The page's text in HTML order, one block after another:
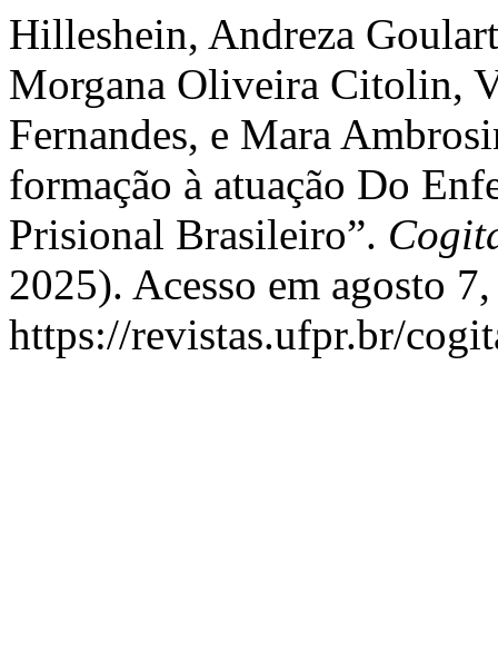
Hilleshein, Andreza
Morgana Oliveira Citolin,
Fernandes, e Mara
formação à atuação Do
Prisional Brasileiro”.
2025). Acesso em agosto
https://revistas.ufpr.br/